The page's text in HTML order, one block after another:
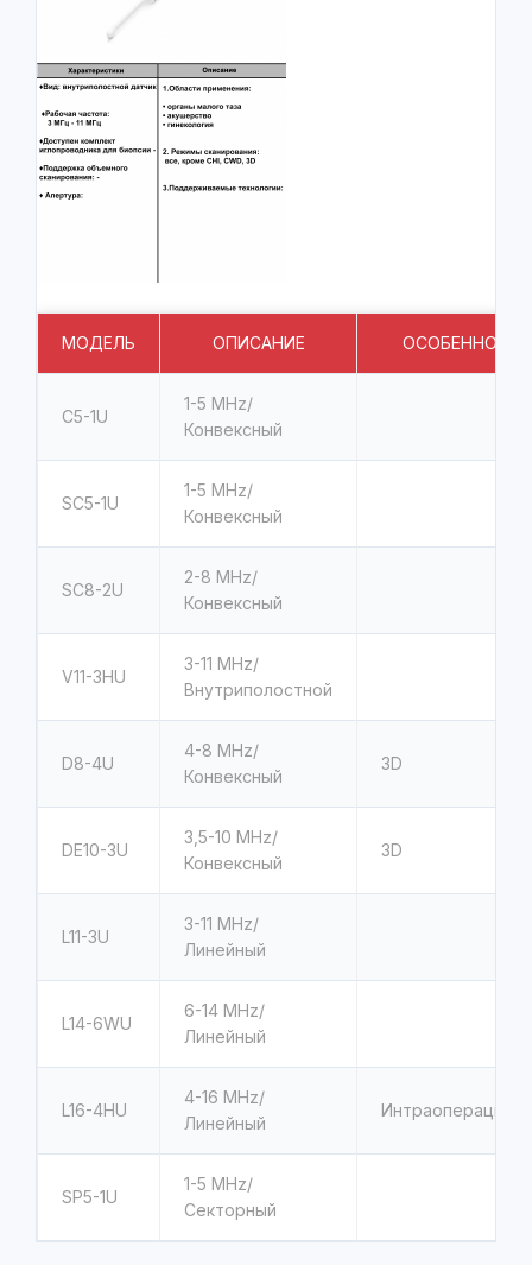
МОДЕЛЬ ОПИСАНИЕ ОСОБЕННОСТИ
C5-1U
1-5 MHz/
Конвексный
SC5-1U
1-5 MHz/
Конвексный
SC8-2U
2-8 MHz/
Конвексный
V11-3HU
3-11 MHz/
Внутриполостной
D8-4U
4-8 MHz/
Конвексный
3D
DE10-3U
3,5-10 MHz/
Конвексный
3D
L11-3U
3-11 MHz/
Линейный
L14-6WU
6-14 MHz/
Линейный
L16-4HU
4-16 MHz/
Линейный
SP5-1U
1-5 MHz/
Секторный